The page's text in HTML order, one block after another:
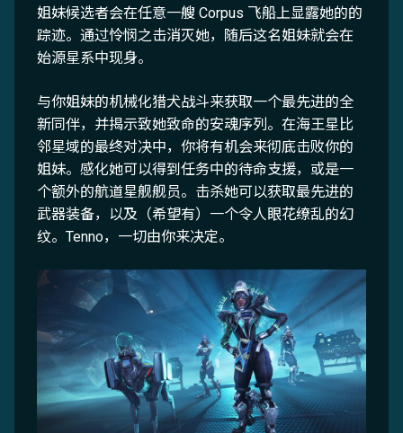
姐妹候选者会在任意一艘 Corpus 飞船上显露她的的
踪迹。通过怜悯之击消灭她，随后这名姐妹就会在
始源星系中现身。
与你姐妹的机械化猎犬战斗来获取一个最先进的全
新同伴，并揭示致她致命的安魂序列。在海王星比
邻星域的最终对决中，你将有机会来彻底击败你的
姐妹。感化她可以得到任务中的待命支援，或是一
个额外的航道星舰舰员。击杀她可以获取最先进的
武器装备，以及（希望有）一个令人眼花缭乱的幻
纹。Tenno，一切由你来决定。